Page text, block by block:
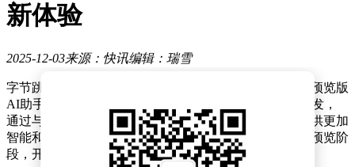
新体验
2025-12-03来源：快讯编辑：瑞雪
字节跳动豆包团队近日推出了一款面向手机用户的技术预览版
AI助手——豆包手机助手。这款软件基于豆包大模型开发，
通过与手机厂商在操作系统层面的深度合作，为用户提供更加
智能和便捷的手机使用体验。目前，该助手已进入技术预览阶
段，开发者和科技爱好者可率先体验。